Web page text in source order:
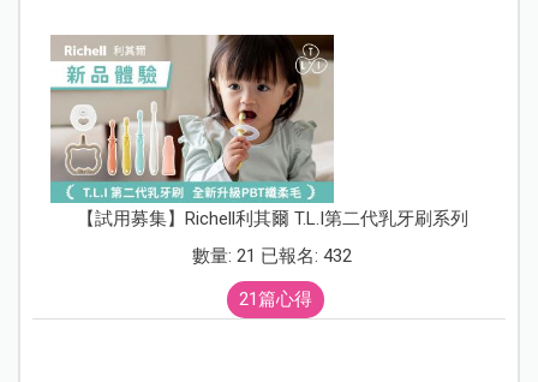
【試用募集】Richell利其爾 T.L.I第二代乳牙刷系列
數量: 21 已報名: 432
21篇心得